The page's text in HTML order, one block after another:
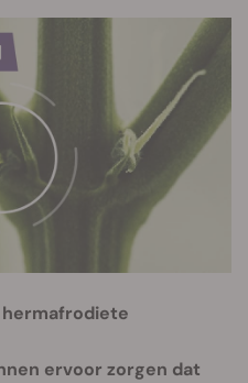
ervoor zorgen dat